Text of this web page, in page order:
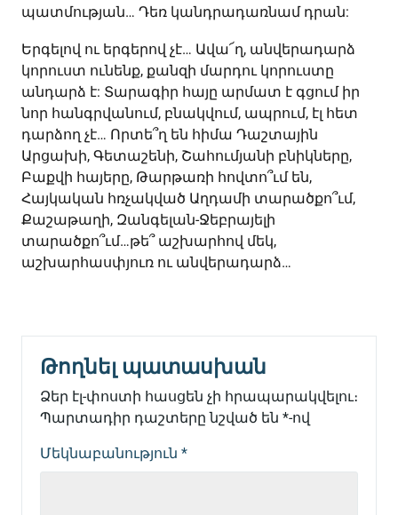
պատմության… Դեռ կանդրադառնամ դրան:
Երգելով ու երգերով չէ… Ավա՜ղ, անվերադարձ
կորուստ ունենք, քանզի մարդու կորուստը
անդարձ է: Տարագիր հայը արմատ է գցում իր
նոր հանգրվանում, բնակվում, ապրում, էլ հետ
դարձող չէ… Որտե՞ղ են հիմա Դաշտային
Արցախի, Գետաշենի, Շահումյանի բնիկները,
Բաքվի հայերը, Թարթառի հովտո՞ւմ են,
Հայկական հռչակված Աղդամի տարածքո՞ւմ,
Քաշաթաղի, Զանգելան-Ջեբրայելի
տարածքո՞ւմ…թե՞ աշխարհով մեկ,
աշխարհասփյուռ ու անվերադարձ…
Թողնել պատասխան
Ձեր էլ-փոստի հասցեն չի հրապարակվելու։
Պարտադիր դաշտերը նշված են *-ով
Մեկնաբանություն *